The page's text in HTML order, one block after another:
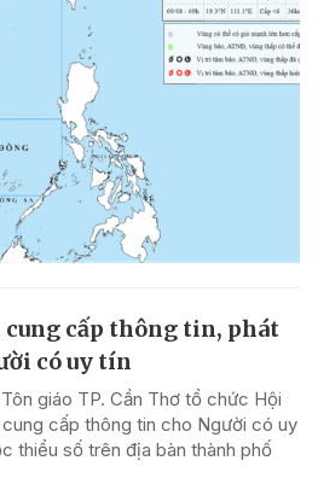
cung cấp thông tin, phát
có uy tín
giáo TP. Cần Thơ tổ chức Hội
cấp thông tin cho Người có uy
thiểu số trên địa bàn thành phố